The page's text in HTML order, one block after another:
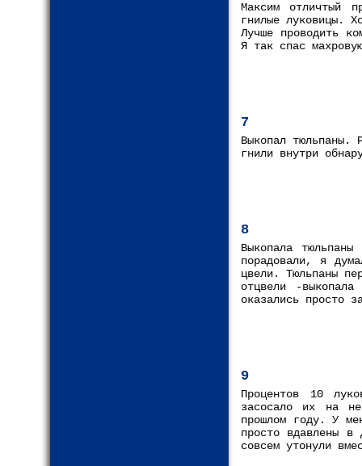
Максим отличтый
гнилые луковицы.
Лучше проводить
Я так спас
7
Выкопал тюльпаны.
гнили внутри
8
Выкопала
порадовали, я
цвели. Тюльпаны
отцвели -
оказались просто
9
Процентов 10
засосало их на
прошлом году. У
просто вдавлены
совсем утонули